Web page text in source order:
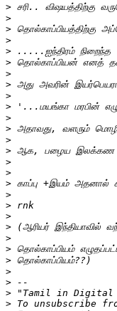
>
>
>
>
>
>
>
>
>
>
>
>
>
>
>
>
>
>
>
>
>
>
>
>
>
>
> "Tamil in Digital
> To unsubscribe